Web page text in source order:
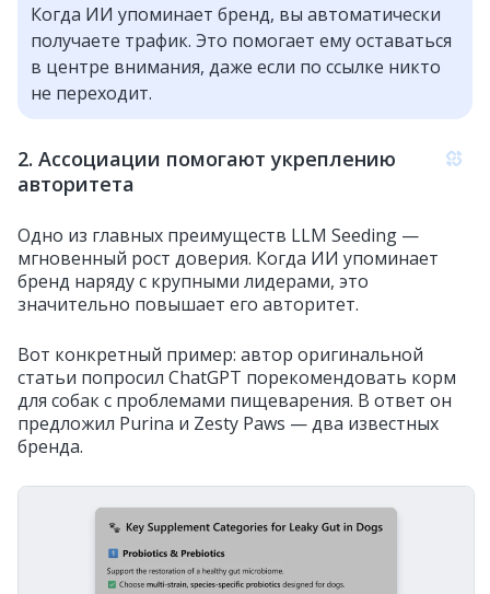
Когда ИИ упоминает бренд, вы автоматически
получаете трафик. Это помогает ему оставаться
в центре внимания, даже если по ссылке никто
не переходит.
2. Ассоциации помогают укреплению
авторитета
Одно из главных преимуществ LLM Seeding —
мгновенный рост доверия. Когда ИИ упоминает
бренд наряду с крупными лидерами, это
значительно повышает его авторитет.
Вот конкретный пример: автор оригинальной
статьи попросил ChatGPT порекомендовать корм
для собак с проблемами пищеварения. В ответ он
предложил Purina и Zesty Paws — два известных
бренда.